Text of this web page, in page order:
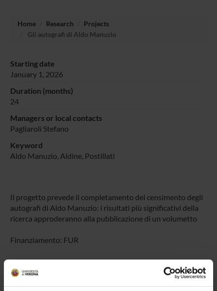
Home Research
Projects
Gli autografi di Aldo Manuzio
Starting date
January 1, 2026
Duration (months)
24
Managers or local contacts
Pagliaroli Stefano
Keyword
Aldo Manuzio, Aldine, Postillati
Il progetto prevede il completamento del censimento degli
autografi di Aldo Manuzio: i risultati più significativi della
ricerca approderanno alla pubblicazione di un volumetto
Finanziamento: FUR
PROJECT PARTICIPANTS